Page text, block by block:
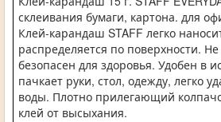
склеивания бумаги, картона. для
Клей-карандаш STAFF легко
распределяется по поверхности.
безопасен для здоровья. Удобен в
пачкает руки, стол, одежду, легко
воды. Плотно прилегающий
клей от высыхания.